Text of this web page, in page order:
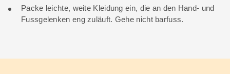
Packe leichte, weite Kleidung ein, die an den Hand- und
Fussgelenken eng zuläuft. Gehe nicht barfuss.